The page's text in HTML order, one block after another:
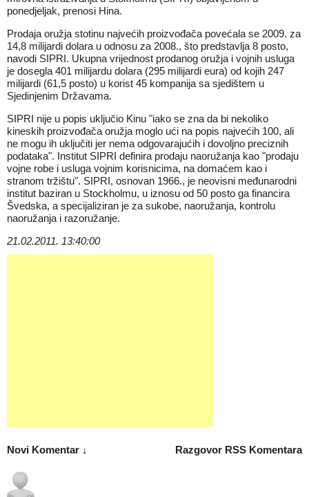
ponedjeljak, prenosi Hina.
Prodaja oružja stotinu najvećih proizvođača povećala se 2009. za
14,8 milijardi dolara u odnosu za 2008., što predstavlja 8 posto,
navodi SIPRI. Ukupna vrijednost prodanog oružja i vojnih usluga
je dosegla 401 milijardu dolara (295 milijardi eura) od kojih 247
milijardi (61,5 posto) u korist 45 kompanija sa sjedištem u
Sjedinjenim Državama.
SIPRI nije u popis uključio Kinu "iako se zna da bi nekoliko
kineskih proizvođača oružja moglo ući na popis najvećih 100, ali
ne mogu ih uključiti jer nema odgovarajućih i dovoljno preciznih
podataka". Institut SIPRI definira prodaju naoružanja kao "prodaju
vojne robe i usluga vojnim korisnicima, na domaćem kao i
stranom tržištu". SIPRI, osnovan 1966., je neovisni međunarodni
institut baziran u Stockholmu, u iznosu od 50 posto ga financira
Švedska, a specijaliziran je za sukobe, naoružanja, kontrolu
naoružanja i razoružanje.
21.02.2011. 13:40:00
Razgovor RSS Komentara
Novi Komentar ↓